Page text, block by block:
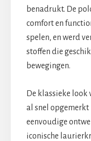
benadrukt. De
comfort en
spelen, en werd
stoffen die
bewegingen.
De klassieke look
al snel
eenvoudige
iconische